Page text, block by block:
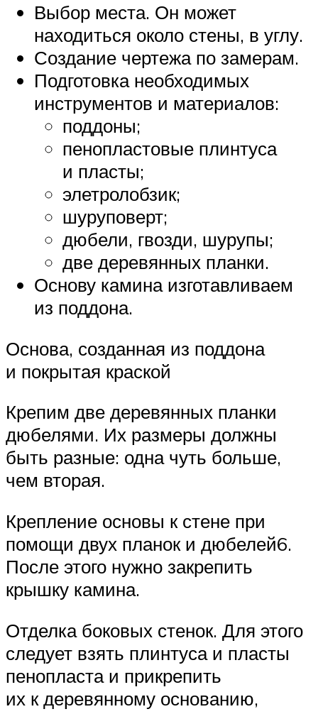
Выбор места. Он может
находиться около стены, в углу.
Создание чертежа по замерам.
Подготовка необходимых
инструментов и материалов:
поддоны;
пенопластовые плинтуса
и пласты;
элетролобзик;
шуруповерт;
дюбели, гвозди, шурупы;
две деревянных планки.
Основу камина изготавливаем
из поддона.
Основа, созданная из поддона
и покрытая краской
Крепим две деревянных планки
дюбелями. Их размеры должны
быть разные: одна чуть больше,
чем вторая.
Крепление основы к стене при
помощи двух планок и дюбелей6.
После этого нужно закрепить
крышку камина.
Отделка боковых стенок. Для этого
следует взять плинтуса и пласты
пенопласта и прикрепить
их к деревянному основанию,